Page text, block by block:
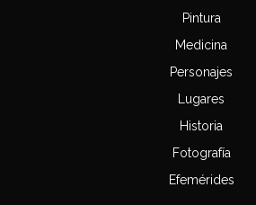
Pintura
Medicina
Personajes
Lugares
Historia
Fotografía
Efemérides